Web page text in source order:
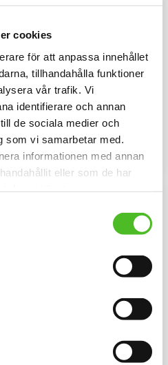
cookies
för att anpassa innehållet
tillhandahålla funktioner
vår trafik. Vi
identifierare och annan
de sociala medier och
som vi samarbetar med.
informationen med annan
eller som de har
till i favoriter
Keps med Kleiner
Münsterländer
Melerad keps i 100% polyester
med snygg passform och
metallspänne. Siluettmotiv av en
169
Lägg
INFO
Barnmössa med Kleiner
Münsterländer